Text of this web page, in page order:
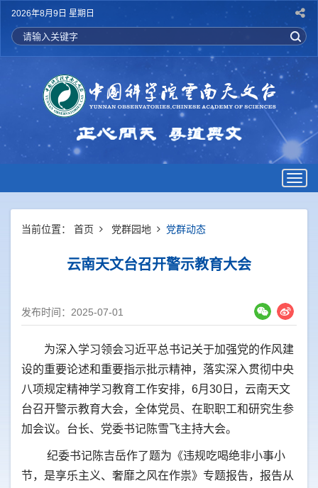
2026年8月9日 星期日
当前位置： 首页 党群园地 党群动态
云南天文台召开警示教育大会
发布时间：2025-07-01
为深入学习领会习近平总书记关于加强党的作风建
设的重要论述和重要指示批示精神，落实深入贯彻中央
八项规定精神学习教育工作安排，6月30日，云南天文
台召开警示教育大会，全体党员、在职职工和研究生参
加会议。台长、党委书记陈雪飞主持大会。
纪委书记陈吉岳作了题为《违规吃喝绝非小事小
节，是享乐主义、奢靡之风在作祟》专题报告，报告从